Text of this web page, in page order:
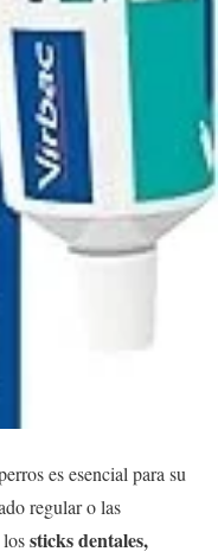
es esencial para su
regular o las
sticks dentales,